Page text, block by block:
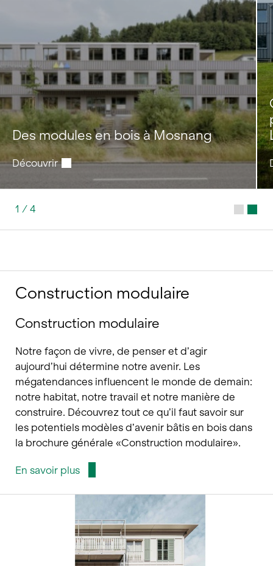
Des modules en bois à Mosnang
Découvrir
1 / 4
Construction modulaire
Construction modulaire
Notre façon de vivre, de penser et d’agir
aujourd’hui détermine notre avenir. Les
mégatendances influencent le monde de demain:
notre habitat, notre travail et notre manière de
construire. Découvrez tout ce qu’il faut savoir sur
les potentiels modèles d’avenir bâtis en bois dans
la brochure générale «Construction modulaire».
En savoir plus